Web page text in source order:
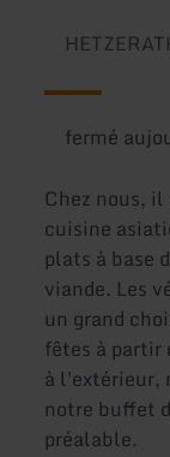
fermé
Chez nous,
cuisine
plats à base
viande. Les
un grand
fêtes à partir
à l'extérieur,
notre buffet
préalable.